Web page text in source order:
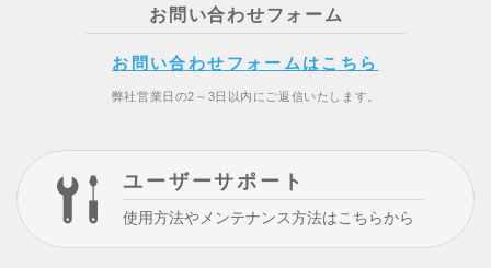
お問い合わせフォーム
お問い合わせフォームはこちら
弊社営業日の2～3日以内にご返信いたします。
ユーザーサポート
使用方法やメンテナンス方法はこちらから